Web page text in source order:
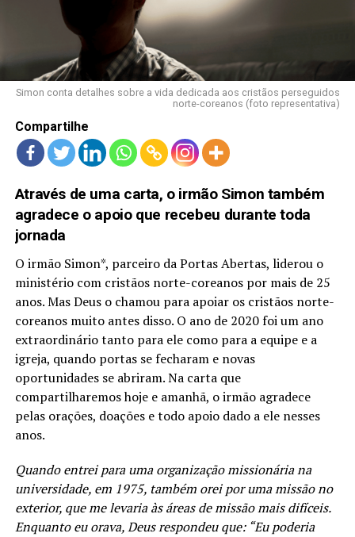
LANÇAMENTOS
Simon conta detalhes sobre a vida dedicada aos cristãos perseguidos
norte-coreanos (foto representativa)
Compartilhe
Através de uma carta, o irmão Simon também
agradece o apoio que recebeu durante toda
jornada
O irmão Simon*, parceiro da Portas Abertas, liderou o
ministério com cristãos norte-coreanos por mais de 25
anos. Mas Deus o chamou para apoiar os cristãos norte-
coreanos muito antes disso. O ano de 2020 foi um ano
extraordinário tanto para ele como para a equipe e a
igreja, quando portas se fecharam e novas
oportunidades se abriram. Na carta que
compartilharemos hoje e amanhã, o irmão agradece
pelas orações, doações e todo apoio dado a ele nesses
anos.
Quando entrei para uma organização missionária na
universidade, em 1975, também orei por uma missão no
exterior, que me levaria às áreas de missão mais difíceis.
Enquanto eu orava, Deus respondeu que: “Eu poderia